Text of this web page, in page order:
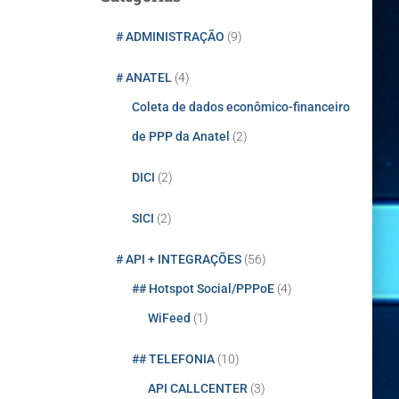
# ADMINISTRAÇÃO (9)
# ANATEL (4)
Coleta de dados econômico-financeiro
de PPP da Anatel (2)
DICI (2)
SICI (2)
# API + INTEGRAÇÕES (56)
## Hotspot Social/PPPoE (4)
WiFeed (1)
## TELEFONIA (10)
API CALLCENTER (3)